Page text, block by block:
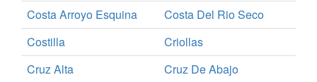
Costa Arroyo Esquina
Costa Del Rio Seco
Costilla
Criollas
Cruz Alta
Cruz De Abajo